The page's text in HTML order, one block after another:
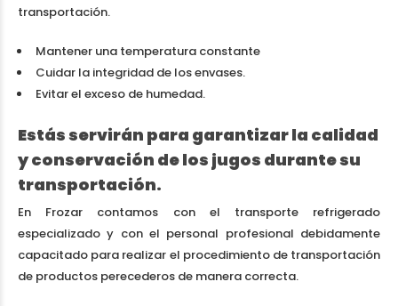
transportación.
Mantener una temperatura constante
Cuidar la integridad de los envases.
Evitar el exceso de humedad.
Estás servirán para garantizar la calidad
y conservación de los jugos durante su
transportación.
En Frozar contamos con el transporte refrigerado
especializado y con el personal profesional debidamente
capacitado para realizar el procedimiento de transportación
de productos perecederos de manera correcta.